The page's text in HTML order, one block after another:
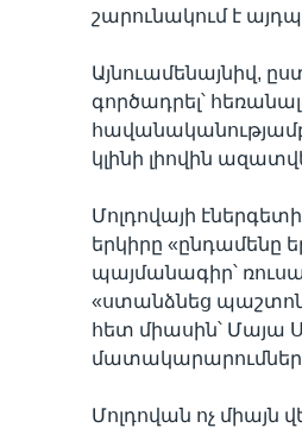
շարունակում է
Այնուամենայնիվ,
գործադրել՝
կլինի լիովին
Մոլդովայի
երկիրը «ընդամենը
պայմանագիր՝
«ստանձնեց
հետ միասին՝ Մայա
Մոլդովան ոչ միայն